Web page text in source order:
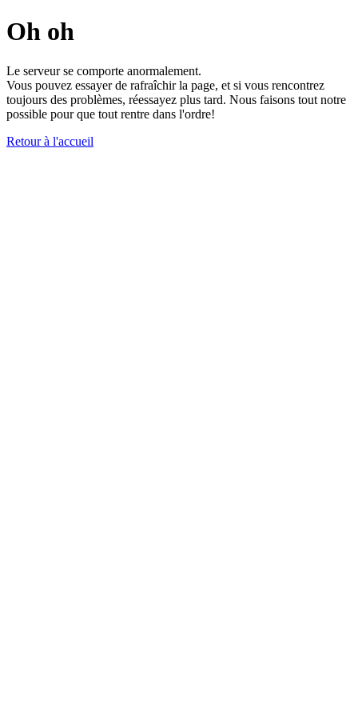
Oh oh
Le serveur se comporte anormalement.
Vous pouvez essayer de rafraîchir la page, et si vous rencontrez
toujours des problèmes, réessayez plus tard. Nous faisons tout notre
possible pour que tout rentre dans l'ordre!
Retour à l'accueil